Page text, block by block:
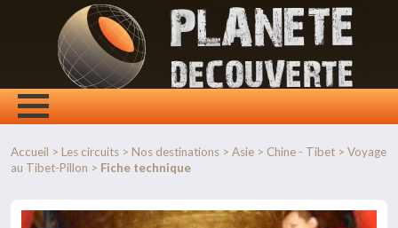
Accueil >Les circuits >Nos destinations >Asie > Chine - Tibet >Voyage
au Tibet-Pillon > Fiche technique